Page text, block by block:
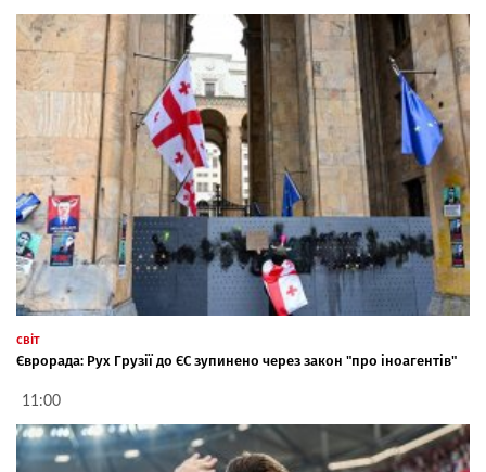
світ
Єврорада: Рух Грузії до ЄС зупинено через закон "про іноагентів"
11:00